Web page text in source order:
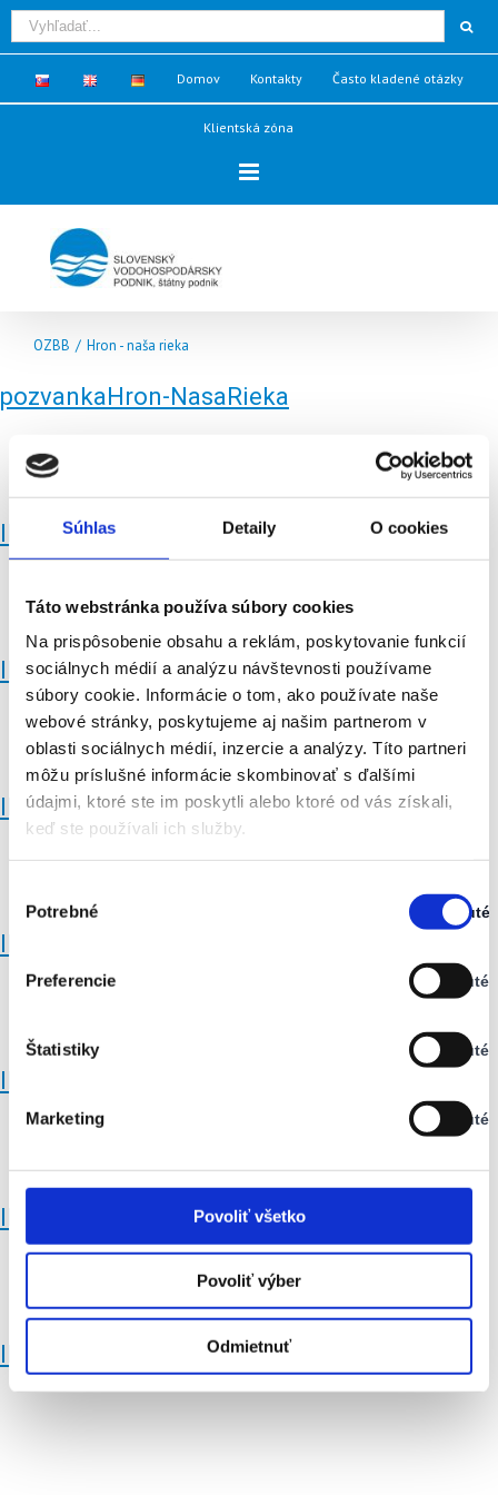
Súhlas Detaily O cookies
Táto webstránka používa súbory cookies
Na prispôsobenie obsahu a reklám, poskytovanie funkcií
sociálnych médií a analýzu návštevnosti používame
súbory cookie. Informácie o tom, ako používate naše
webové stránky, poskytujeme aj našim partnerom v
oblasti sociálnych médií, inzercie a analýzy. Títo partneri
môžu príslušné informácie skombinovať s ďalšími
údajmi, ktoré ste im poskytli alebo ktoré od vás získali,
keď ste používali ich služby.
súhlasu
Potrebné Zapnuté
Stav:
Preferencie
Vypnuté
Stav:
Štatistiky
Vypnuté
Stav:
Marketing
Vypnuté
Stav:
Povoliť všetko
Povoliť výber
Odmietnuť
Domov Kontakty Často kladené otázky
Klientská zóna
OZBB / Hron - naša rieka
pozvankaHron-NasaRieka
IMG_07
IMG_06
IMG_05
IMG_04
IMG_03
IMG_02
IMG_01